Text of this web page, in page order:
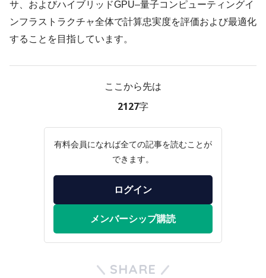
サ、およびハイブリッドGPU–量子コンピューティングイ
ンフラストラクチャ全体で計算忠実度を評価および最適化
することを目指しています。
ここから先は
2127字
有料会員になれば全ての記事を読むことが
できます。
ログイン
メンバーシップ購読
SHARE